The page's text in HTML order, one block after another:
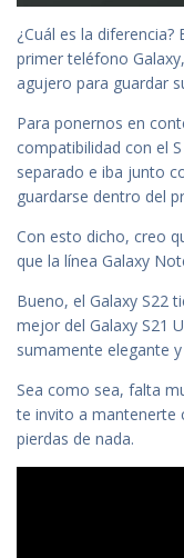
¿Cuál es la diferencia?
primer teléfono
agujero para guardar
Para ponernos en
compatibilidad con el
separado e iba junto
guardarse dentro del
Con esto dicho, creo
que la línea Galaxy
Bueno, el Galaxy S22
mejor del Galaxy S21
sumamente elegante
Sea como sea, falta
te invito a mantenerte
pierdas de nada.